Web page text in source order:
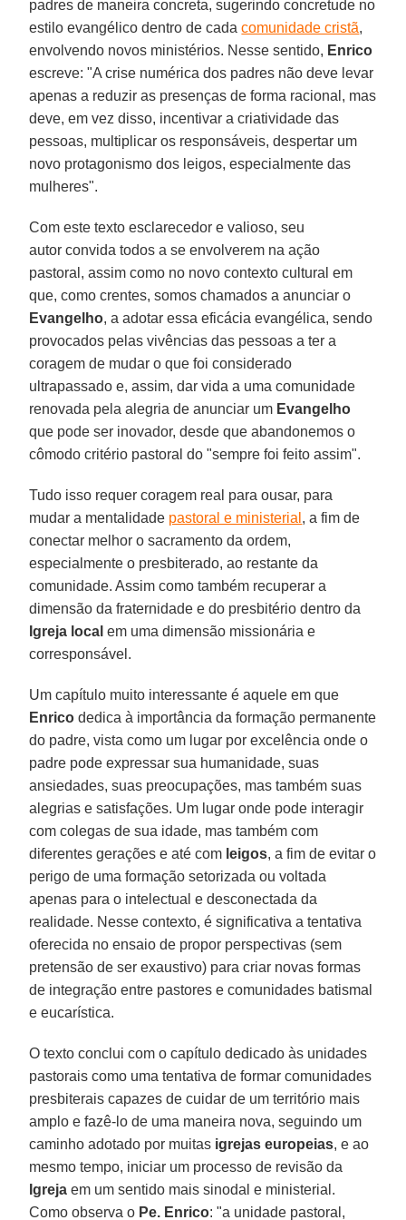
padres de maneira concreta, sugerindo concretude no
estilo evangélico dentro de cadacomunidade cristã,
envolvendo novos ministérios. Nesse sentido, Enrico
escreve: "A crise numérica dos padres não deve levar
apenas a reduzir as presenças de forma racional, mas
deve, em vez disso, incentivar a criatividade das
pessoas, multiplicar os responsáveis, despertar um
novo protagonismo dos leigos, especialmente das
mulheres".
Com este texto esclarecedor e valioso, seu
autor convida todos a se envolverem na ação
pastoral, assim como no novo contexto cultural em
que, como crentes, somos chamados a anunciar o
Evangelho, a adotar essa eficácia evangélica, sendo
provocados pelas vivências das pessoas a ter a
coragem de mudar o que foi considerado
ultrapassado e, assim, dar vida a uma comunidade
renovada pela alegria de anunciar um Evangelho
que pode ser inovador, desde que abandonemos o
cômodo critério pastoral do "sempre foi feito assim".
Tudo isso requer coragem real para ousar, para
mudar a mentalidade pastoral e ministerial , a fim de
conectar melhor o sacramento da ordem,
especialmente o presbiterado, ao restante da
comunidade. Assim como também recuperar a
dimensão da fraternidade e do presbitério dentro da
Igreja local em uma dimensão missionária e
corresponsável.
Um capítulo muito interessante é aquele em que
Enrico dedica à importância da formação permanente
do padre, vista como um lugar por excelência onde o
padre pode expressar sua humanidade, suas
ansiedades, suas preocupações, mas também suas
alegrias e satisfações. Um lugar onde pode interagir
com colegas de sua idade, mas também com
diferentes gerações e até com leigos, a fim de evitar o
perigo de uma formação setorizada ou voltada
apenas para o intelectual e desconectada da
realidade. Nesse contexto, é significativa a tentativa
oferecida no ensaio de propor perspectivas (sem
pretensão de ser exaustivo) para criar novas formas
de integração entre pastores e comunidades batismal
e eucarística.
O texto conclui com o capítulo dedicado às unidades
pastorais como uma tentativa de formar comunidades
presbiterais capazes de cuidar de um território mais
amplo e fazê-lo de uma maneira nova, seguindo um
caminho adotado por muitas igrejas europeias, e ao
mesmo tempo, iniciar um processo de revisão da
Igreja em um sentido mais sinodal e ministerial.
Como observa o Pe. Enrico: "a unidade pastoral,